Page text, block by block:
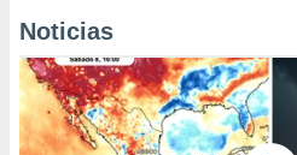
Noticias